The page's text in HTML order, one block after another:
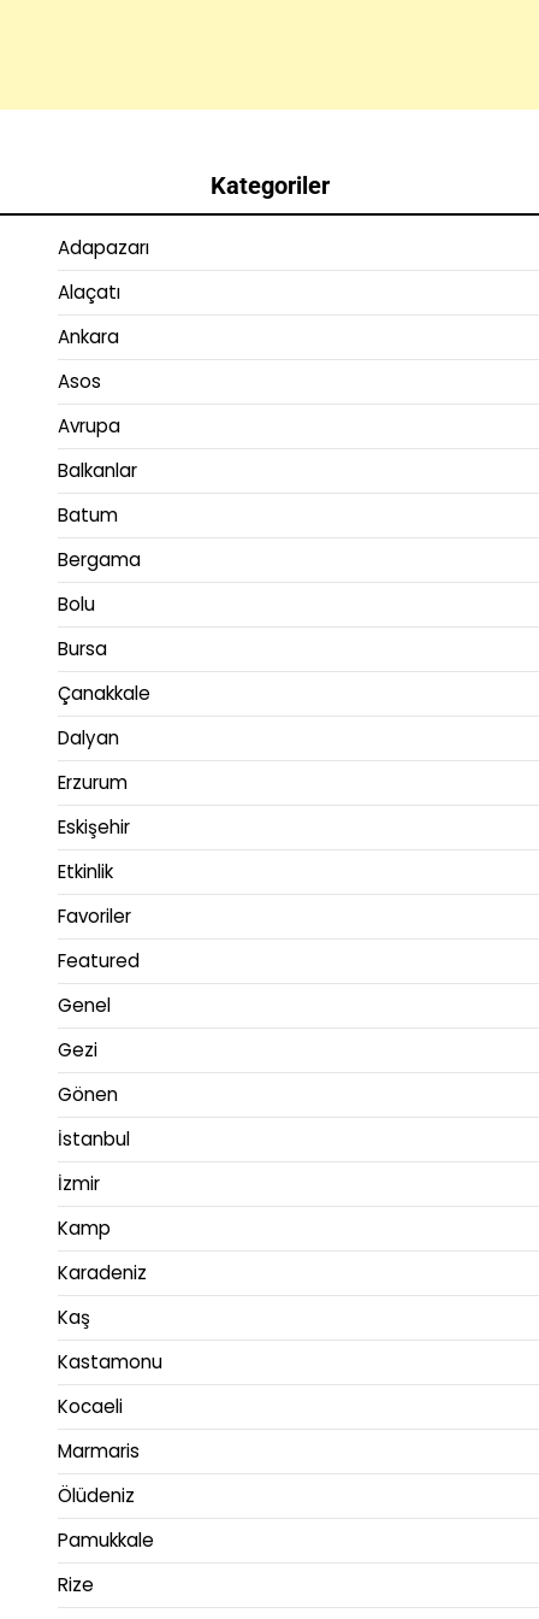
Kategoriler
Adapazarı
Alaçatı
Ankara
Asos
Avrupa
Balkanlar
Batum
Bergama
Bolu
Bursa
Çanakkale
Dalyan
Erzurum
Eskişehir
Etkinlik
Favoriler
Featured
Genel
Gezi
Gönen
İstanbul
İzmir
Kamp
Karadeniz
Kaş
Kastamonu
Kocaeli
Marmaris
Ölüdeniz
Pamukkale
Rize